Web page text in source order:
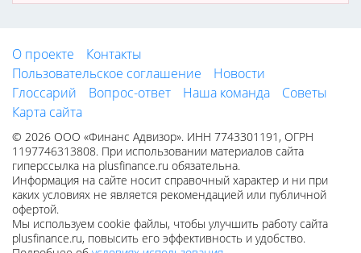
О проекте
Контакты
Пользовательское соглашение
Новости
Глоссарий
Вопрос-ответ Наша команда
Советы
Карта сайта
© 2026 ООО «Финанс Адвизор». ИНН 7743301191, ОГРН
1197746313808. При использовании материалов сайта
гиперссылка на plusfinance.ru обязательна.
Информация на сайте носит справочный характер и ни при
каких условиях не является рекомендацией или публичной
офертой.
Мы используем cookie файлы, чтобы улучшить работу сайта
plusfinance.ru, повысить его эффективность и удобство.